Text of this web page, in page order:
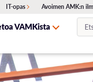
IT-opas Avoimen AMK:n
HAKEMINEN
VAMKista